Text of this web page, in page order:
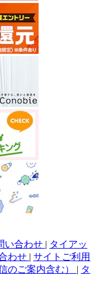
い合わせ | タイアッ
わせ | サイトご利用
のご案内含む） | タ